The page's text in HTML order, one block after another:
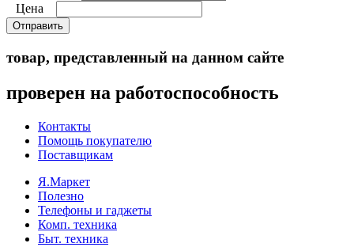
Цена
Отправить
товар, представленный на данном сайте
проверен на работоспособность
Контакты
Помощь покупателю
Поставщикам
Я.Маркет
Полезно
Телефоны и гаджеты
Комп. техника
Быт. техника